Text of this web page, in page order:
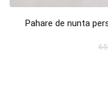
Pahare de nunta